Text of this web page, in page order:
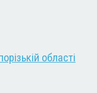
області